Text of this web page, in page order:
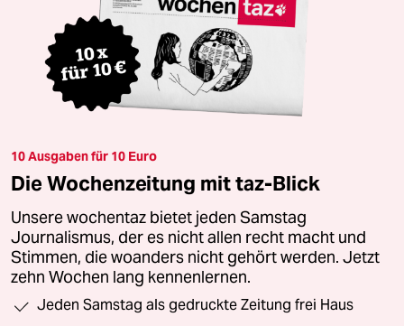
10 Ausgaben für 10 Euro
Die Wochenzeitung mit taz-Blick
Unsere wochentaz bietet jeden Samstag
Journalismus, der es nicht allen recht macht und
Stimmen, die woanders nicht gehört werden. Jetzt
zehn Wochen lang kennenlernen.
Jeden Samstag als gedruckte Zeitung frei Haus